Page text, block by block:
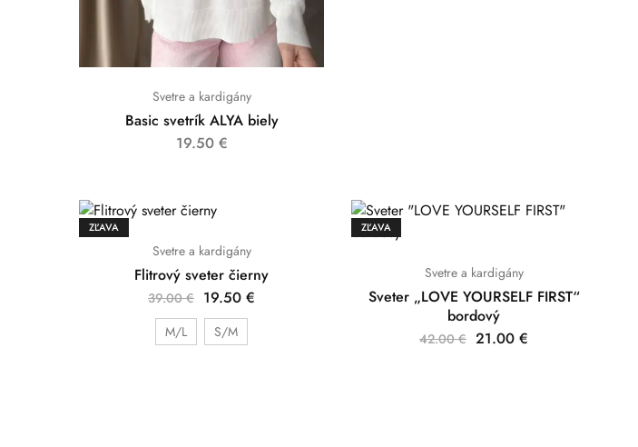
Svetre a kardigány
Basic svetrík ALYA biely
19.50 €
ZĽAVA
Svetre a kardigány
Flitrový sveter čierny
39.00€ 19.50 €
M/L S/M
ZĽAVA
Svetre a kardigány
Sveter „LOVE YOURSELF FIRST“
bordový
42.00€ 21.00 €